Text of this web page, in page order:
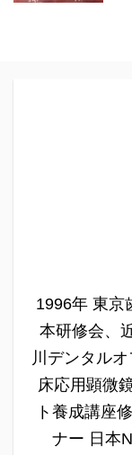
1996年 東京
本研修会、
川デンタル
床応用顕微
ト養成講座
ナー 日本